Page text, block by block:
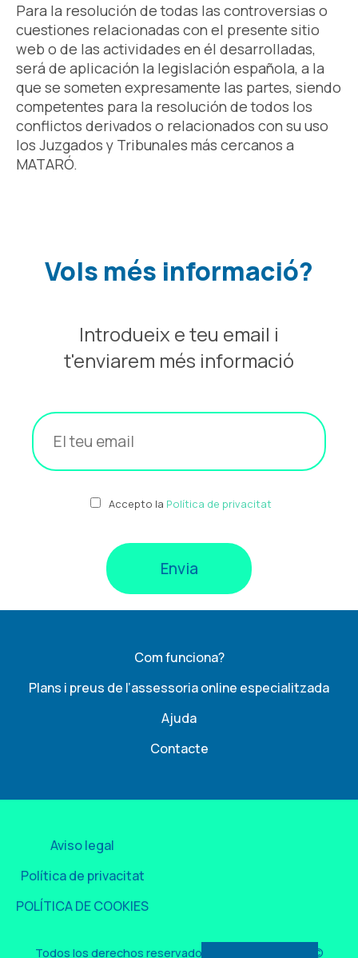
Para la resolución de todas las controversias o
cuestiones relacionadas con el presente sitio
web o de las actividades en él desarrolladas,
será de aplicación la legislación española, a la
que se someten expresamente las partes, siendo
competentes para la resolución de todos los
conflictos derivados o relacionados con su uso
los Juzgados y Tribunales más cercanos a
MATARÓ.
Vols més informació?
Introdueix e teu email i
t'enviarem més informació
Accepto la Política de privacitat
Com funciona?
Plans i preus de l’assessoria online especialitzada
Ajuda
Contacte
Todos los derechos reservados por Easygest 2026©
Aviso legal
Política de privacitat
POLÍTICA DE COOKIES